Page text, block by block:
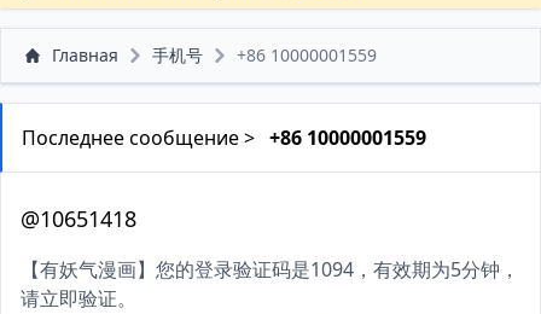
Главная 手机号 +86 10000001559
Последнее сообщение > +86 10000001559
@10651418
【有妖气漫画】您的登录验证码是1094，有效期为5分钟，
请立即验证。